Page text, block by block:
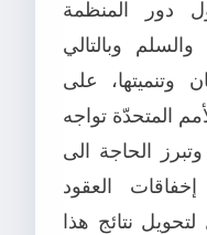
دور المنظمة
وبالتالي
وتنميتها، على
المتحدّة تواجه
الحاجة الى
العقود
نتائج هذا